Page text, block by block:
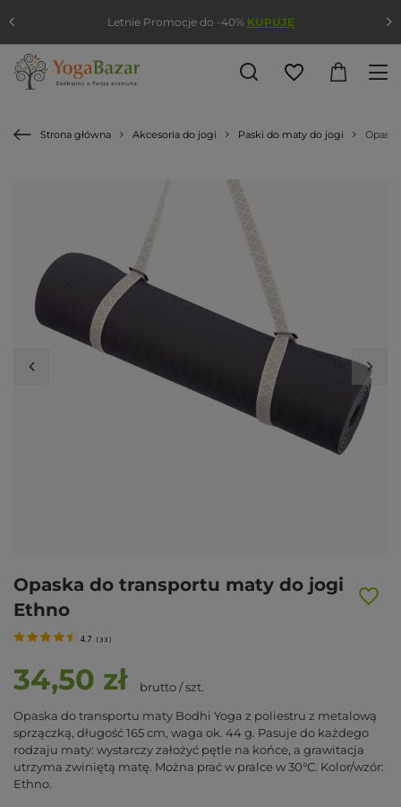
Strona główna Akcesoria do jogi Paski do maty do jogi
Opaska do transportu maty do jogi
Ethno
4.7 ( 33 )
34,50 zł brutto/szt.
Opaska do transportu maty Bodhi Yoga z poliestru z metalową
sprzączką, długość 165 cm, waga ok. 44 g. Pasuje do każdego
rodzaju maty: wystarczy założyć pętle na końce, a grawitacja
utrzyma zwiniętą matę. Można prać w pralce w 30°C. Kolor/wzór:
Ethno.
Letnie Promocje do -40% KUPUJĘ